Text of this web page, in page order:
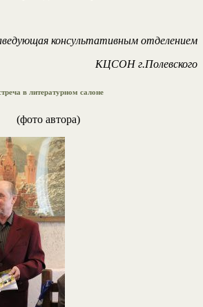
консультативным отделением
КЦСОН г.Полевского
в литературном салоне
(фото автора)